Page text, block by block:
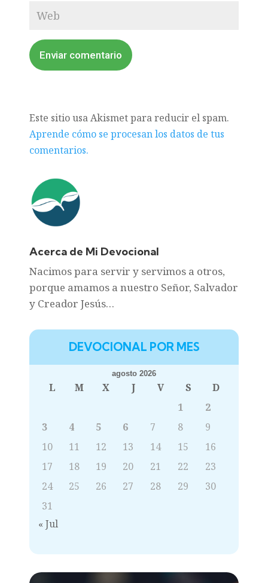
Enviar comentario
Este sitio usa Akismet para reducir el spam.
Aprende cómo se procesan los datos de tus
comentarios.
Acerca de Mi Devocional
Nacimos para servir y servimos a otros,
porque amamos a nuestro Señor, Salvador
y Creador Jesús…
DEVOCIONAL POR MES
agosto 2026
L M X J V S
D
1
2
3
4 5 6 7 8
9
10
11 12 13 14 15
16
17
18 19 20 21 22
23
24
25 26 27 28 29
30
31
« Jul